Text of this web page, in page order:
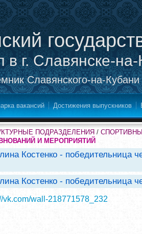
г. Славянске-на-
Славянского-на-Кубани
вакансий Достижения выпускников
ПОДРАЗДЕЛЕНИЯ /
И МЕРОПРИЯТИЙ
Костенко -
Костенко -
vk.com/wall-218771578_232